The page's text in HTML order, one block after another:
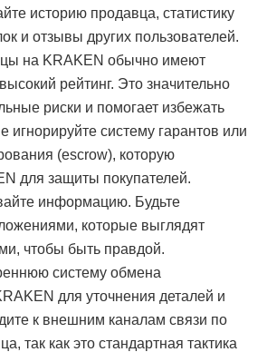
историю продавца, статистику
и отзывы других пользователей.
на KRAKEN обычно имеют
рейтинг. Это значительно
риски и помогает избежать
игнорируйте систему гарантов или
(escrow), которую
для защиты покупателей.
информацию. Будьте
которые выглядят
чтобы быть правдой.
систему обмена
для уточнения деталей и
к внешним каналам связи по
так как это стандартная тактика